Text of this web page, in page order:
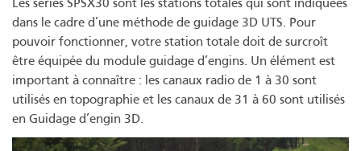
Les séries SPSX30 sont les stations totales qui sont indiquées
dans le cadre d’une méthode de guidage 3D UTS. Pour
pouvoir fonctionner, votre station totale doit de surcroît
être équipée du module guidage d’engins. Un élément est
important à connaître : les canaux radio de 1 à 30 sont
utilisés en topographie et les canaux de 31 à 60 sont utilisés
en Guidage d’engin 3D.